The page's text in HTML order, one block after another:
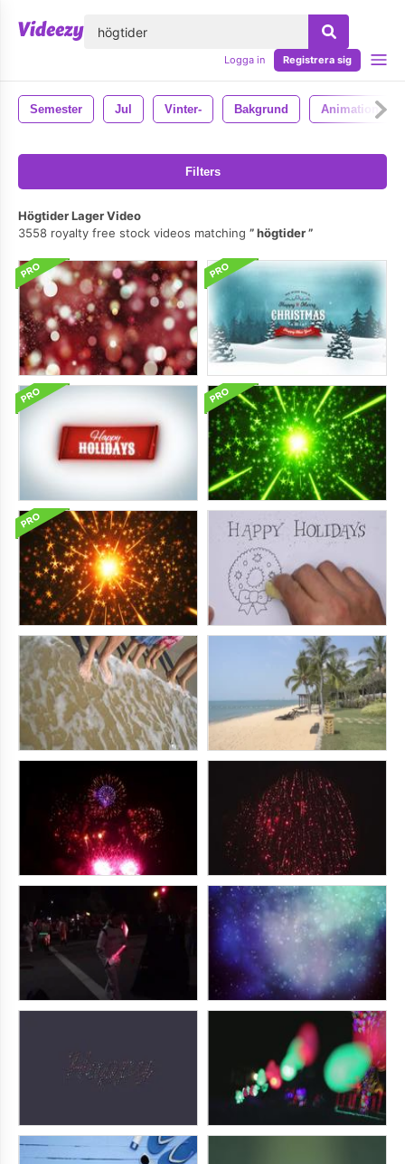
Logga in Registrera sig
Semester Jul Vinter- Bakgrund Animation
Filters
Högtider Lager Video
3558 royalty free stock videos matching
högtider